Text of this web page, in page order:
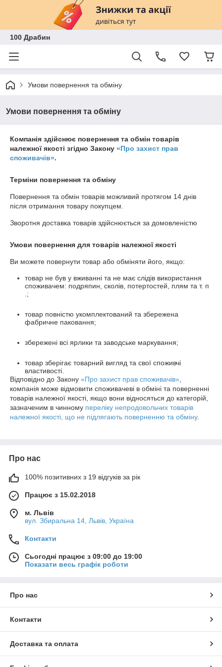
100 Драбин
Умови повернення та обміну
Умови повернення та обміну
Компанія здійснює повернення та обмін товарів
належної якості згідно Закону «Про захист прав
споживачів».
Терміни повернення та обміну
Повернення та обмін товарів можливий протягом 14 днів
після отримання товару покупцем.
Зворотня доставка товарів здійснюється за домовленістю
Умови повернення для товарів належної якості
Ви можете повернути товар або обміняти його, якщо:
товар не був у вживанні та не має слідів використання
споживачем: подряпин, сколів, потертостей, плям та т. п
.;
товар повністю укомплектований та збережена
фабричне паковання;
збережені всі ярлики та заводське маркування;
товар зберігає товарний вигляд та свої споживчі
властивості.
Відповідно до Закону «Про захист прав споживачів»
компанія може відмовити споживачеві в обміні та поверненні
товарів належної якості, якщо вони відносяться до категорій,
зазначеним в чинному переліку непродовольчих товарів
належної якості, що не підлягають поверненню та обміну.
Про нас
100% позитивних з 19 відгуків за рік
Працює з 15.02.2018
м. Львів
вул. Збиральна 14, Львів, Україна
Контакти
Сьогодні працює з 09:00 до 19:00
Показати весь графік роботи
Про нас
Контакти
Доставка та оплата